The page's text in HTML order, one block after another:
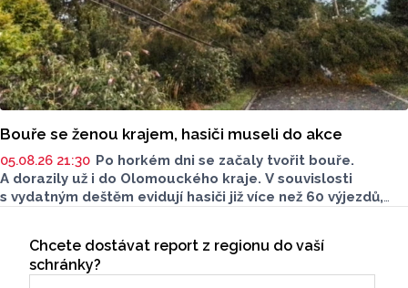
Bouře se ženou krajem, hasiči museli do akce
05.08.26 21:30 Po horkém dni se začaly tvořit bouře.
A dorazily už i do Olomouckého kraje. V souvislosti
s vydatným deštěm evidují hasiči již více než 60 výjezdů,
Odběr newsletteru
Chcete dostávat report z regionu do vaší
schránky?